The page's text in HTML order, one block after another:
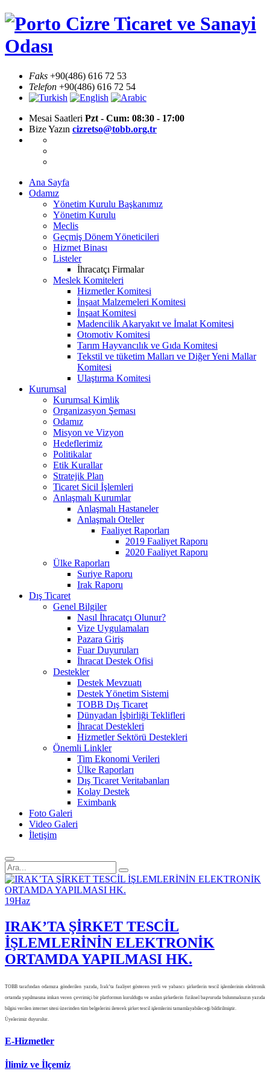
Skip
content
Cizre Ticaret ve Sanayi
Odası
Faks +90(486) 616 72 53
Telefon +90(486) 616 72 54
Mesai Saatleri Pzt - Cum: 08:30 - 17:00
Bize Yazın cizretso@tobb.org.tr
Ana Sayfa
Odamız
Yönetim Kurulu Başkanımız
Yönetim Kurulu
Meclis
Geçmiş Dönem Yöneticileri
Hizmet Binası
Listeler
İhracatçı Firmalar
Meslek Komiteleri
Hizmetler Komitesi
İnşaat Malzemeleri Komitesi
İnşaat Komitesi
Madencilik Akaryakıt ve İmalat Komitesi
Otomotiv Komitesi
Tarım Hayvancılık ve Gıda Komitesi
Tekstil ve tüketim Malları ve Diğer Yeni Mallar
Komitesi
Ulaştırma Komitesi
Kurumsal
Kurumsal Kimlik
Organizasyon Şeması
Odamız
Misyon ve Vizyon
Hedeflerimiz
Politikalar
Etik Kurallar
Stratejik Plan
Ticaret Sicil İşlemleri
Anlaşmalı Kurumlar
Anlaşmalı Hastaneler
Anlaşmalı Oteller
Faaliyet Raporları
2019 Faaliyet Raporu
2020 Faaliyet Raporu
Ülke Raporları
Suriye Raporu
Irak Raporu
Dış Ticaret
Genel Bilgiler
Nasıl İhracatçı Olunur?
Vize Uygulamaları
Pazara Giriş
Fuar Duyuruları
İhracat Destek Ofisi
Destekler
Destek Mevzuatı
Destek Yönetim Sistemi
TOBB Dış Ticaret
Dünyadan İşbirliği Teklifleri
İhracat Destekleri
Hizmetler Sektörü Destekleri
Önemli Linkler
Tim Ekonomi Verileri
Ülke Raporları
Dış Ticaret Veritabanları
Kolay Destek
Eximbank
Foto Galeri
Video Galeri
İletişim
19Haz
IRAK’TA ŞİRKET TESCİL
İŞLEMLERİNİN ELEKTRONİK
ORTAMDA YAPILMASI HK.
TOBB tarafından odamıza gönderilen yazıda, Irak’ta faaliyet gösteren yerli ve yabancı şirketlerin tescil işlemlerinin elektronik
ortamda yapılmasına imkan veren çevrimiçi bir platformun kurulduğu ve anılan şirketlerin fiziksel başvuruda bulunmaksızın yazıda
bilgisi verilen internet sitesi üzerinden tüm belgelerini ileterek şirket tescil işlemlerini tamamlayabileceği bildirilmiştir.
Üyelerimiz duyurulur.
E-Hizmetler
İlimiz ve İlçemiz